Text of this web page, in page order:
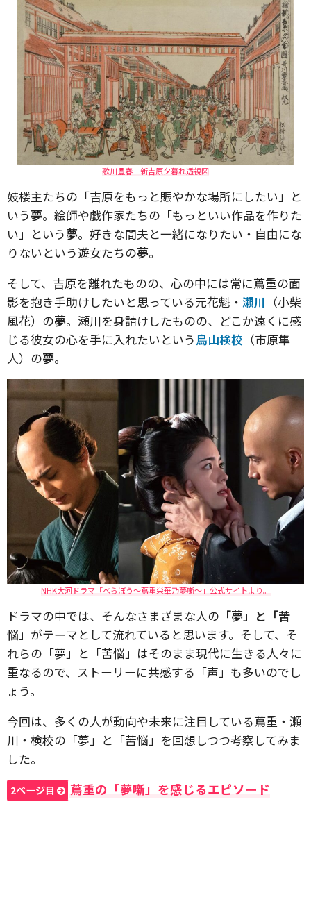
歌川豊春 新吉原夕暮れ透視図
妓楼主たちの「吉原をもっと賑やかな場所にしたい」と
いう夢。絵師や戯作家たちの「もっといい作品を作りた
い」という夢。好きな間夫と一緒になりたい・自由にな
りないという遊女たちの夢。
そして、吉原を離れたものの、心の中には常に蔦重の面
影を抱き手助けしたいと思っている元花魁・ 瀬川 （小柴
風花）の夢。瀬川を身請けしたものの、どこか遠くに感
じる彼女の心を手に入れたいという鳥山検校 （市原隼
人）の夢。
NHK大河ドラマ「べらぼう～蔦重栄華乃夢噺～」公式サイトより。
ドラマの中では、そんなさまざまな人の 「夢」と「苦
悩」 がテーマとして流れていると思います。そして、そ
れらの「夢」と「苦悩」はそのまま現代に生きる人々に
重なるので、ストーリーに共感する「声」も多いのでし
ょう。
今回は、多くの人が動向や未来に注目している蔦重・瀬
川・検校の「夢」と「苦悩」を回想しつつ考察してみま
した。
2ページ目 蔦重の「夢噺」を感じるエピソード